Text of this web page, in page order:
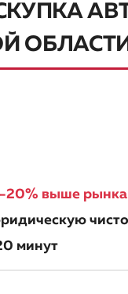
ОБЛАСТИ
20% выше рынка
минут